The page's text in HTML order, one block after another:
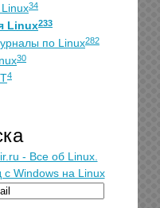
Linux34
Linux233
по Linux282
30
4
- Все об Linux.
с Windows на Linux